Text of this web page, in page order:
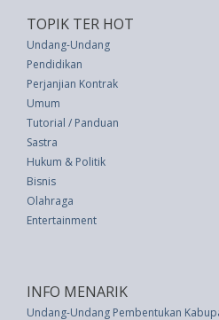
TOPIK TER HOT
Undang-Undang
Pendidikan
Perjanjian Kontrak
Umum
Tutorial / Panduan
Sastra
Hukum & Politik
Bisnis
Olahraga
Entertainment
INFO MENARIK
Undang-Undang Pembentukan